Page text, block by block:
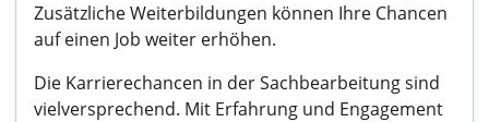
Zusätzliche Weiterbildungen können Ihre Chancen
auf einen Job weiter erhöhen.
Die Karrierechancen in der Sachbearbeitung sind
vielversprechend. Mit Erfahrung und Engagement